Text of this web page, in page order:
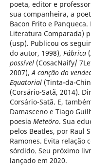
poeta, editor e
sua companheira, a
Bacon Frito e
Literatura Comparada)
(usp). Publicou os
do autor, 1998), Fábrica
possível(CosacNaify/
2007),A canção do
Equatorial(Tinta-da-
(Corsário-Satã, 2014).
Corsário-Satã. E,
Damasceno e Tiago
poesia Meteöro. Sua
pelos Beatles, por Raul
Ramones. Evita relação
sórdido. Seu próximo
lançado em 2020.